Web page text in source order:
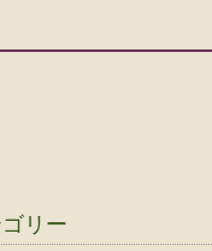
リー